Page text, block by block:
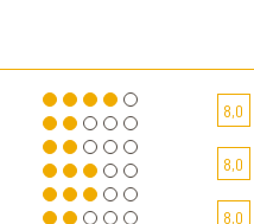
8,0
8,0
8,0